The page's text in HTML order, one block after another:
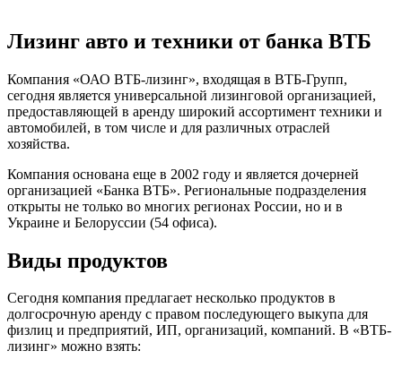
Лизинг авто и техники от банка ВТБ
Компания «ОАО ВТБ-лизинг», входящая в ВТБ-Групп,
сегодня является универсальной лизинговой организацией,
предоставляющей в аренду широкий ассортимент техники и
автомобилей, в том числе и для различных отраслей
хозяйства.
Компания основана еще в 2002 году и является дочерней
организацией «Банка ВТБ». Региональные подразделения
открыты не только во многих регионах России, но и в
Украине и Белоруссии (54 офиса).
Виды продуктов
Сегодня компания предлагает несколько продуктов в
долгосрочную аренду с правом последующего выкупа для
физлиц и предприятий, ИП, организаций, компаний. В «ВТБ-
лизинг» можно взять: